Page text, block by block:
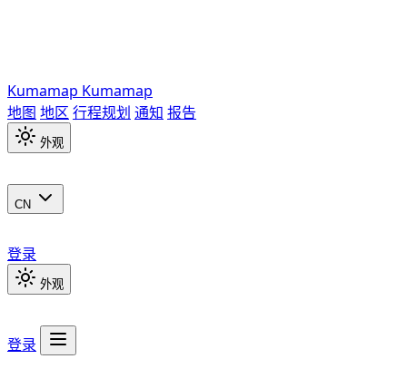
Kumamap Kumamap
地图 地区 行程规划 通知 报告
外观
CN
登录
外观
登录